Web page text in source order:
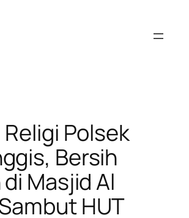
Polsek
Bersih
Masjid Al
HUT